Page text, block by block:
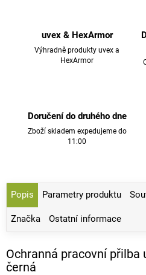
uvex & HexArmor
Výhradně produkty uvex a
HexArmor
Doručení do druhého dne
Zboží skladem expedujeme do
11:00
Popis Parametry produktu
Značka Ostatní informace
Ochranná pracovní přilba
černá